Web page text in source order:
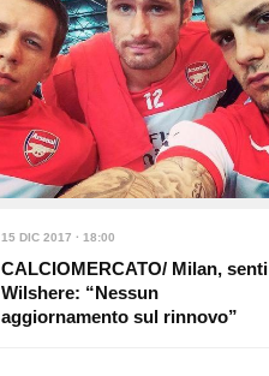
15 DIC 2017 · 18:00
CALCIOMERCATO/ Milan, senti
Wilshere: “Nessun
aggiornamento sul rinnovo”